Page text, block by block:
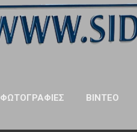
ΦΩΤΟΓΡΑΦΊΕΣ ΒΊΝΤΕΟ